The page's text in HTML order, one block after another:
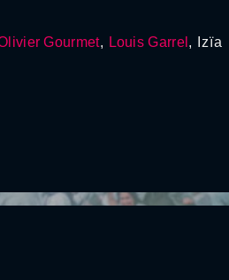
Gourmet, Louis Garrel , Izïa